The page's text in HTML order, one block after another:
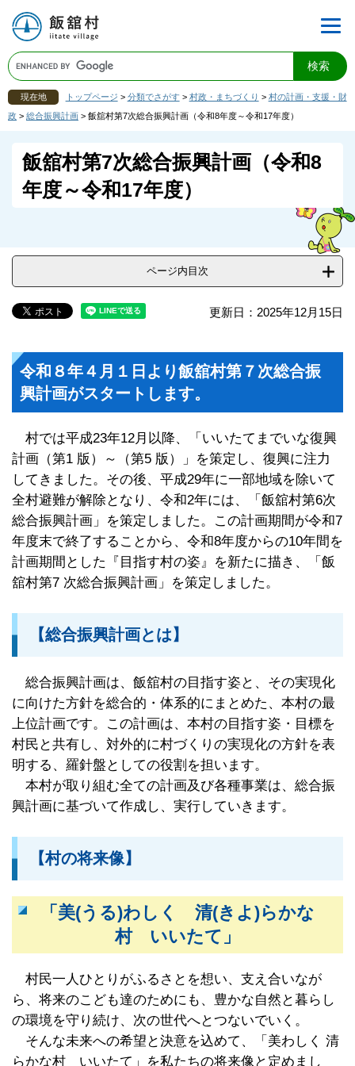
現在地 トップページ > 分類でさがす > 村政・まちづくり > 村の計画・支援・財
政 > 総合振興計画 > 飯舘村第7次総合振興計画（令和8年度～令和17年度）
飯舘村第7次総合振興計画（令和8
年度～令和17年度）
ページ内目次
更新日：2025年12月15日
令和８年４月１日より飯舘村第７次総合振
興計画がスタートします。
村では平成23年12月以降、「いいたてまでいな復興
計画（第1 版）～（第5 版）」を策定し、復興に注力
してきました。その後、平成29年に一部地域を除いて
全村避難が解除となり、令和2年には、「飯舘村第6次
総合振興計画」を策定しました。この計画期間が令和7
年度末で終了することから、令和8年度からの10年間を
計画期間とした『目指す村の姿』を新たに描き、「飯
舘村第7 次総合振興計画」を策定しました。
【総合振興計画とは】
総合振興計画は、飯舘村の目指す姿と、その実現化
に向けた方針を総合的・体系的にまとめた、本村の最
上位計画です。この計画は、本村の目指す姿・目標を
村民と共有し、対外的に村づくりの実現化の方針を表
明する、羅針盤としての役割を担います。
本村が取り組む全ての計画及び各種事業は、総合振
興計画に基づいて作成し、実行していきます。
【村の将来像】
「美(うる)わしく 清(きよ)らかな
村 いいたて」
村民一人ひとりがふるさとを想い、支え合いなが
ら、将来のこども達のためにも、豊かな自然と暮らし
の環境を守り続け、次の世代へとつないでいく。
そんな未来への希望と決意を込めて、「美わしく 清
らかな村 いいたて」を私たちの将来像と定めまし